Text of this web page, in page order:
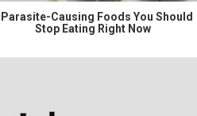
Causing Foods You Should
Stop Eating Right Now